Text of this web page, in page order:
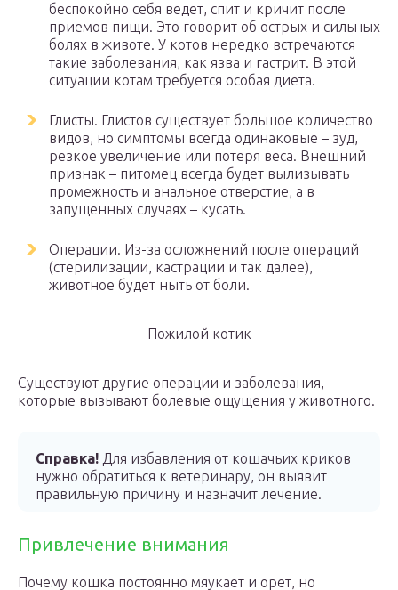
беспокойно себя ведет, спит и кричит после
приемов пищи. Это говорит об острых и сильных
болях в животе. У котов нередко встречаются
такие заболевания, как язва и гастрит. В этой
ситуации котам требуется особая диета.
Глисты. Глистов существует большое количество
видов, но симптомы всегда одинаковые – зуд,
резкое увеличение или потеря веса. Внешний
признак – питомец всегда будет вылизывать
промежность и анальное отверстие, а в
запущенных случаях – кусать.
Операции. Из-за осложнений после операций
(стерилизации, кастрации и так далее),
животное будет ныть от боли.
Пожилой котик
Существуют другие операции и заболевания,
которые вызывают болевые ощущения у животного.
Справка! Для избавления от кошачьих криков
нужно обратиться к ветеринару, он выявит
правильную причину и назначит лечение.
Привлечение внимания
Почему кошка постоянно мяукает и орет, но